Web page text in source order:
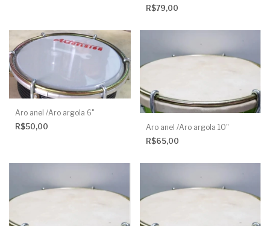
R$79,00
Aro anel /Aro argola 6"
R$50,00
Aro anel /Aro argola 10"
R$65,00